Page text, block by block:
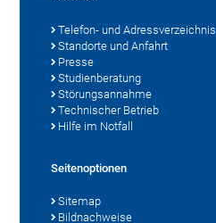
Telefon- und Adressverzeichnis
Standorte und Anfahrt
Presse
Studienberatung
Störungsannahme
Technischer Betrieb
Hilfe im Notfall
Seitenoptionen
Sitemap
Bildnachweise